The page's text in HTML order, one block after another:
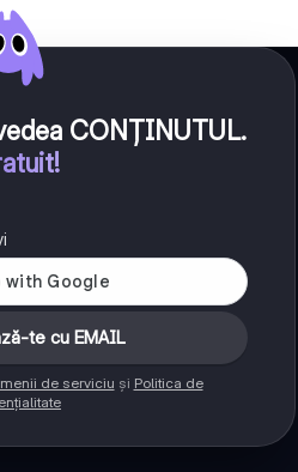
CONȚINUTUL.
te cu EMAIL
de serviciu și Politica de